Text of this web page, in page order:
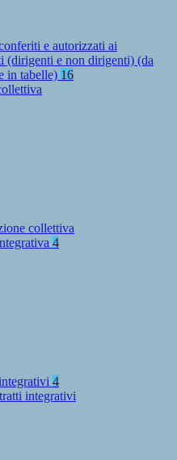
e autorizzati ai
(dirigenti e non dirigenti) (da
in tabelle) 16
collettiva
4
4
integrativi